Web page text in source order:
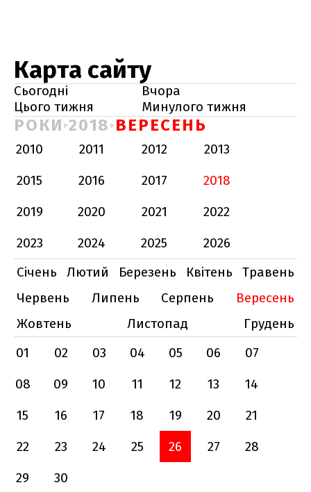
Карта сайту
Сьогодні
Вчора
Цього тижня
Минулого тижня
РОКИ 2018 ВЕРЕСЕНЬ
2010 2011 2012
2013
2015
2016 2017
2018
2019
2020 2021
2022
2023
2024 2025
2026
Січень
Лютий Березень Квітень
Травень
Червень
Липень Серпень
Вересень
Жовтень
Листопад
Грудень
01
02 03 04 05 06
07
08
09 10 11 12 13
14
15
16 17 18 19 20
21
22
23 24 25 26 27
28
29
30